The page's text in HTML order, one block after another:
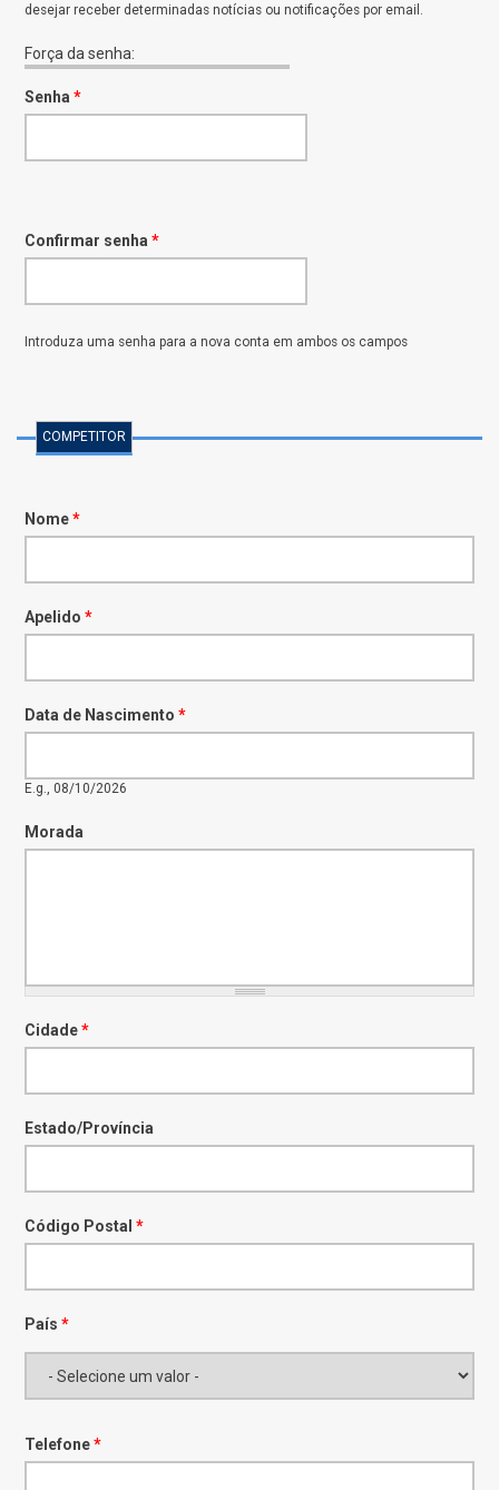
desejar receber determinadas notícias ou notificações por email.
Força da senha:
Senha *
Confirmar senha *
Introduza uma senha para a nova conta em ambos os campos
COMPETITOR
Nome*
Apelido *
Data de Nascimento *
E.g., 08/10/2026
Morada
Cidade*
Estado/Província
Código Postal *
País *
Telefone*